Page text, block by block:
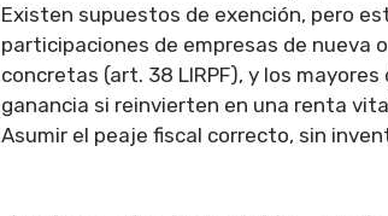
Existen supuestos de exención, pero
participaciones de empresas de nueva
concretas (art. 38 LIRPF), y los
ganancia si reinvierten en una renta
Asumir el peaje fiscal correcto, sin